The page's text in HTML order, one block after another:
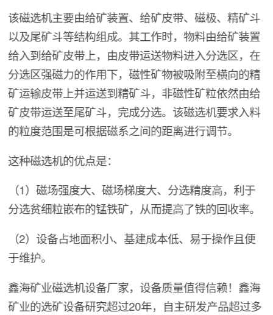
该磁选机主要由给矿装置、给矿皮带、磁极、精矿斗
以及尾矿斗等结构组成。其工作时，物料由给矿装置
给入到给矿皮带上，由皮带运送物料进入分选区，在
分选区强磁力的作用下，磁性矿物被吸附至横向的精
矿运输皮带上并运送到精矿斗，非磁性矿粒依然由给
矿皮带运送至尾矿斗，完成分选。该磁选机要求入料
的粒度范围是可根据磁系之间的距离进行调节。
这种磁选机的优点是：
（1）磁场强度大、磁场梯度大、分选精度高，利于
分选贫细粒嵌布的锰铁矿，从而提高了铁的回收率。
（2）设备占地面积小、基建成本低、易于操作且便
于维护。
鑫海矿业磁选机设备厂家，设备质量值得信赖！鑫海
矿业的选矿设备研究超过20年，自主研发产品超过多